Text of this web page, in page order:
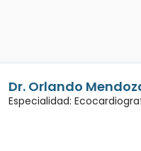
Dr. Orlando
Especialidad: